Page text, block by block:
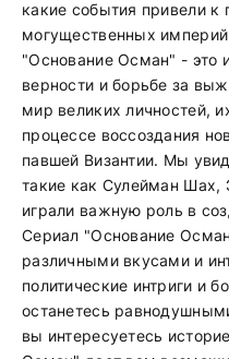
какие события привели
могущественных
"Основание Осман" - это
верности и борьбе за
мир великих личностей,
процессе воссоздания
павшей Византии. Мы
такие как Сулейман Шах,
играли важную роль в
Сериал "Основание
различными вкусами и
политические интриги и
останетесь
вы интересуетесь